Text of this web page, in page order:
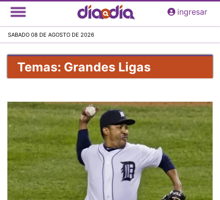
Pasar
al
principal
ingresar
SABADO 08 DE AGOSTO DE 2026
Temas: Grandes Ligas